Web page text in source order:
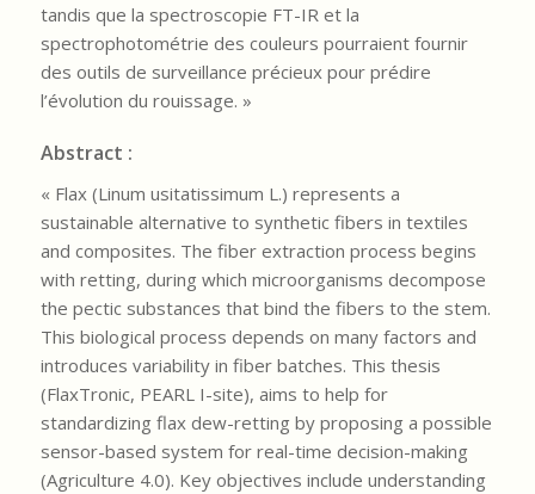
tandis que la spectroscopie FT-IR et la
spectrophotométrie des couleurs pourraient fournir
des outils de surveillance précieux pour prédire
l’évolution du rouissage. »
Abstract :
« Flax (Linum usitatissimum L.) represents a
sustainable alternative to synthetic fibers in textiles
and composites. The fiber extraction process begins
with retting, during which microorganisms decompose
the pectic substances that bind the fibers to the stem.
This biological process depends on many factors and
introduces variability in fiber batches. This thesis
(FlaxTronic, PEARL I-site), aims to help for
standardizing flax dew-retting by proposing a possible
sensor-based system for real-time decision-making
(Agriculture 4.0). Key objectives include understanding